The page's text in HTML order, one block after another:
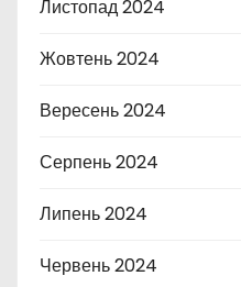
Листопад 2024
Жовтень 2024
Вересень 2024
Серпень 2024
Липень 2024
Червень 2024